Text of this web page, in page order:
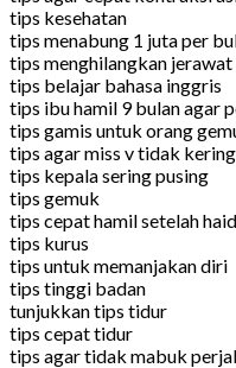
tips kesehatan
tips menabung 1 juta per
tips menghilangkan jerawat
tips belajar bahasa inggris
tips ibu hamil 9 bulan agar
tips gamis untuk orang
tips agar miss v tidak
tips kepala sering pusing
tips gemuk
tips cepat hamil setelah
tips kurus
tips untuk memanjakan diri
tips tinggi badan
tunjukkan tips tidur
tips cepat tidur
tips agar tidak mabuk